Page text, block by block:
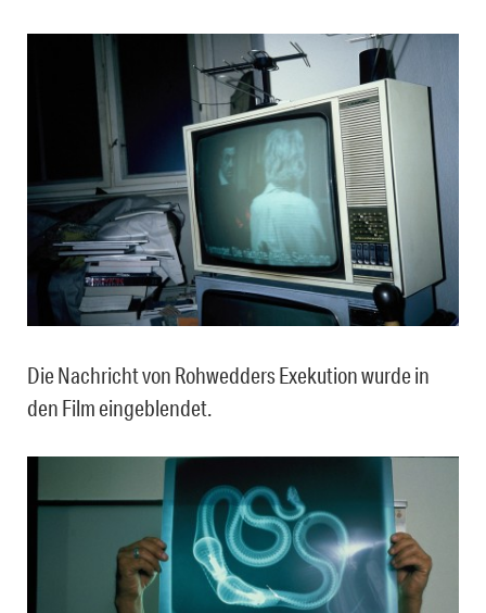
Die Nachricht von Rohwedders Exekution wurde in
den Film eingeblendet.